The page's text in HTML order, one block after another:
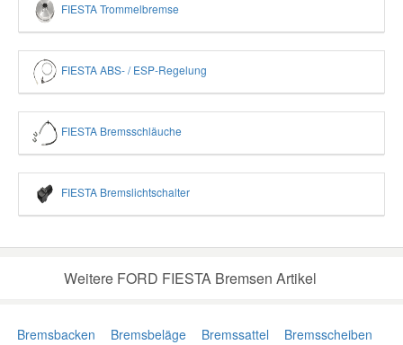
FIESTA Trommelbremse
FIESTA ABS- / ESP-Regelung
FIESTA Bremsschläuche
FIESTA Bremslichtschalter
Weitere FORD FIESTA Bremsen Artikel
Bremsbacken Bremsbeläge Bremssattel
Bremsscheiben